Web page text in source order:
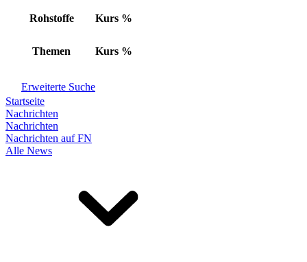
Rohstoffe Kurs %
Themen Kurs %
Erweiterte Suche
Startseite
Nachrichten
Nachrichten
Nachrichten auf FN
Alle News